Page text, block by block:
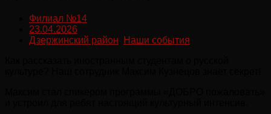
Филиал №14
23.04.2026
Дзержинский район
Наши события